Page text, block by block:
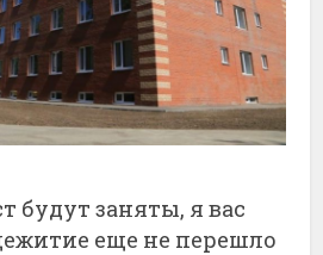
будут заняты, я вас
еще не перешло